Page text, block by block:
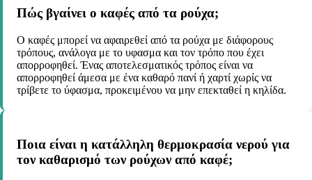
Πώς βγαίνει ο καφές από τα ρούχα;
Ο καφές μπορεί να αφαιρεθεί από τα ρούχα με διάφορους
τρόπους, ανάλογα με το υφασμα και τον τρόπο που έχει
απορροφηθεί. Ένας αποτελεσματικός τρόπος είναι να
απορροφηθεί άμεσα με ένα καθαρό πανί ή χαρτί χωρίς να
τρίβετε το ύφασμα, προκειμένου να μην επεκταθεί η κηλίδα.
Ποια είναι η κατάλληλη θερμοκρασία νερού για
τον καθαρισμό των ρούχων από καφέ;